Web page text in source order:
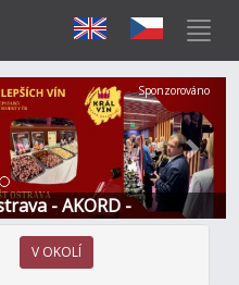
- AKORD -
Další
Sponzorováno
V OKOLÍ